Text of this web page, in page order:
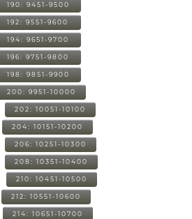
190: 9451-9500
192: 9551-9600
194: 9651-9700
196: 9751-9800
198: 9851-9900
200: 9951-10000
202: 10051-10100
204: 10151-10200
206: 10251-10300
208: 10351-10400
210: 10451-10500
212: 10551-10600
214: 10651-10700